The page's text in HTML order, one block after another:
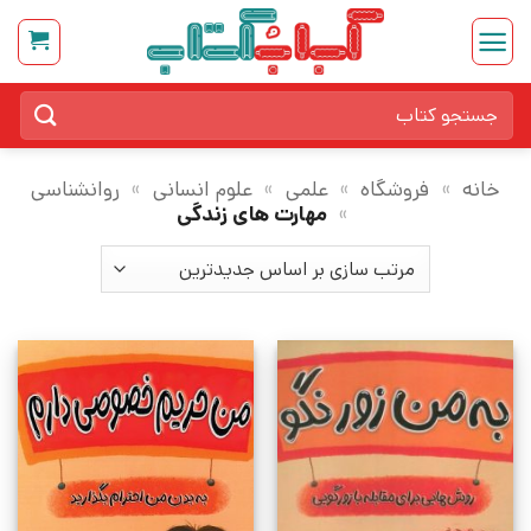
Skip
content
برای:
خانه » فروشگاه » علمی » علوم انسانی » روانشناسی
» مهارت های زندگی